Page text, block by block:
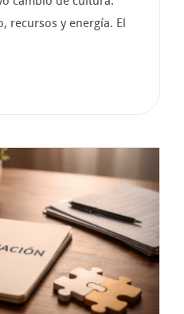
recursos y energía. El